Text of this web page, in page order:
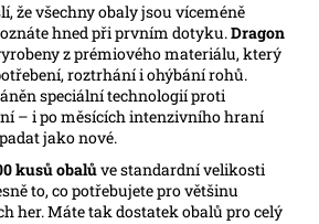
že všechny obaly jsou víceméně
hned při prvním dotyku.Dragon
z prémiového materiálu, který
roztrhání i ohýbání rohů.
speciální technologií proti
– i po měsících intenzivního hraní
jako nové.
kusů obalůve standardní velikosti
to, co potřebujete pro většinu
her. Máte tak dostatek obalů pro celý